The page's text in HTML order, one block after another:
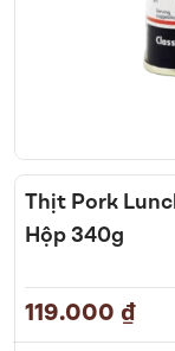
Skip
to
beginning
the
images
gallery
Thịt Pork
Hộp 340g
119.000 ₫